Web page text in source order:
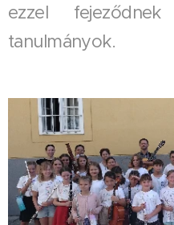
ezzel
tanulmányok.